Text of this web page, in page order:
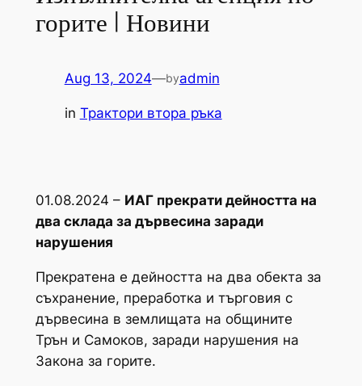
горите | Новини
Aug 13, 2024—byadmin
in Трактори втора ръка
01.08.2024 – ИАГ прекрати дейността на
два склада за дървесина заради
нарушения
Прекратена е дейността на два обекта за
съхранение, преработка и търговия с
дървесина в землищата на общините
Трън и Самоков, заради нарушения на
Закона за горите.